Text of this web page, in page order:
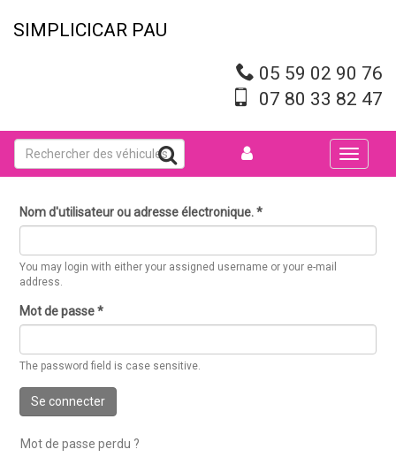
SIMPLICICAR PAU
05 59 02 90 76
07 80 33 82 47
Toggle
Nom d'utilisateur ou adresse électronique.*
You may login with either your assigned username or your e-mail
address.
Mot de passe*
The password field is case sensitive.
Se connecter
Mot de passe perdu ?